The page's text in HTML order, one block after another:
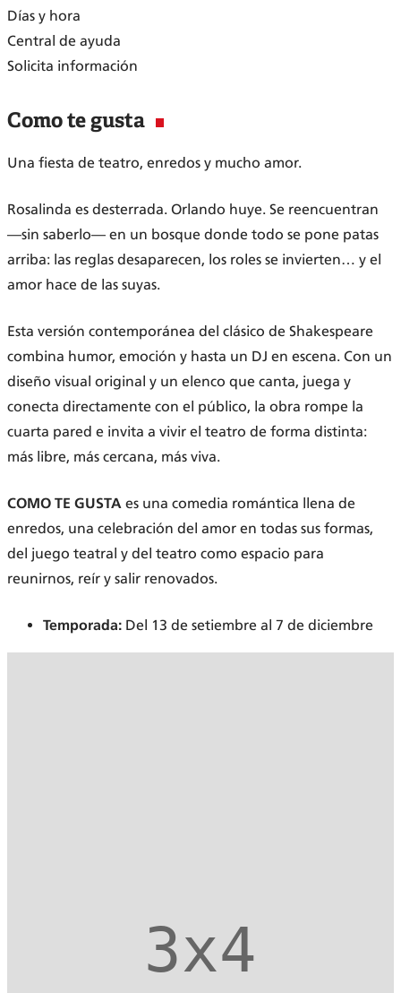
Días y hora
Central de ayuda
Solicita información
Como te gusta
Una fiesta de teatro, enredos y mucho amor.
Rosalinda es desterrada. Orlando huye. Se reencuentran
—sin saberlo— en un bosque donde todo se pone patas
arriba: las reglas desaparecen, los roles se invierten… y el
amor hace de las suyas.
Esta versión contemporánea del clásico de Shakespeare
combina humor, emoción y hasta un DJ en escena. Con un
diseño visual original y un elenco que canta, juega y
conecta directamente con el público, la obra rompe la
cuarta pared e invita a vivir el teatro de forma distinta:
más libre, más cercana, más viva.
COMO TE GUSTA es una comedia romántica llena de
enredos, una celebración del amor en todas sus formas,
del juego teatral y del teatro como espacio para
reunirnos, reír y salir renovados.
Temporada: Del 13 de setiembre al 7 de diciembre